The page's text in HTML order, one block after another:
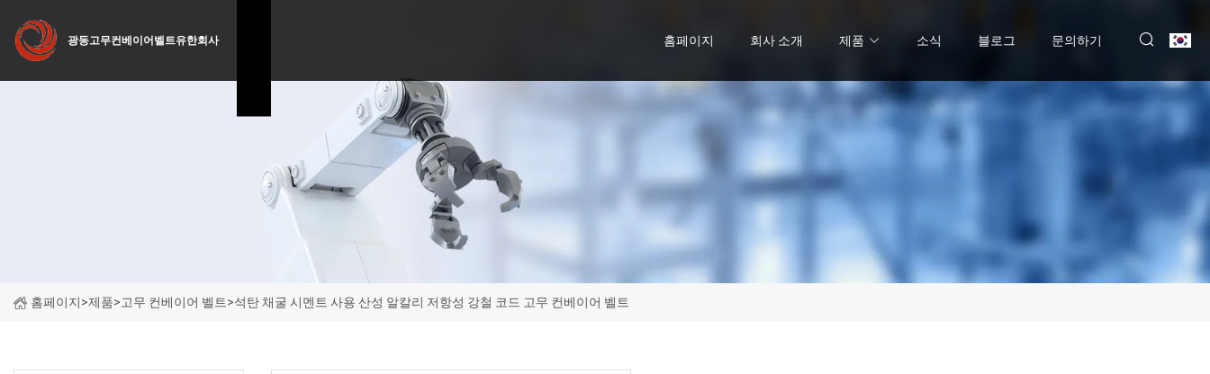
광동고무컨베이어벨트유한회사 홈페이지 회사 소개 제품 소식 블로그 문의하기
홈페이지>제품>고무 컨베이어 벨트>석탄 채굴 시멘트 사용 산성 알칼리 저항성 강철 코드 고무 컨베이어 벨트